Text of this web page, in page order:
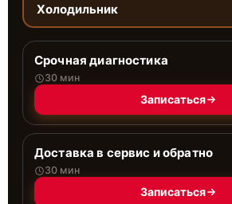
Холодильник
Срочная диагностика
30 мин
Записаться
Доставка в сервис и обратно
30 мин
Записаться